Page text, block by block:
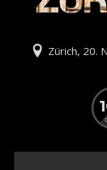
Zürich, 20.